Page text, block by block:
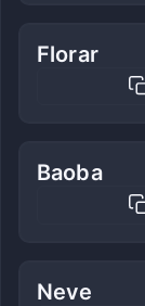
Florar
Baoba
Neve